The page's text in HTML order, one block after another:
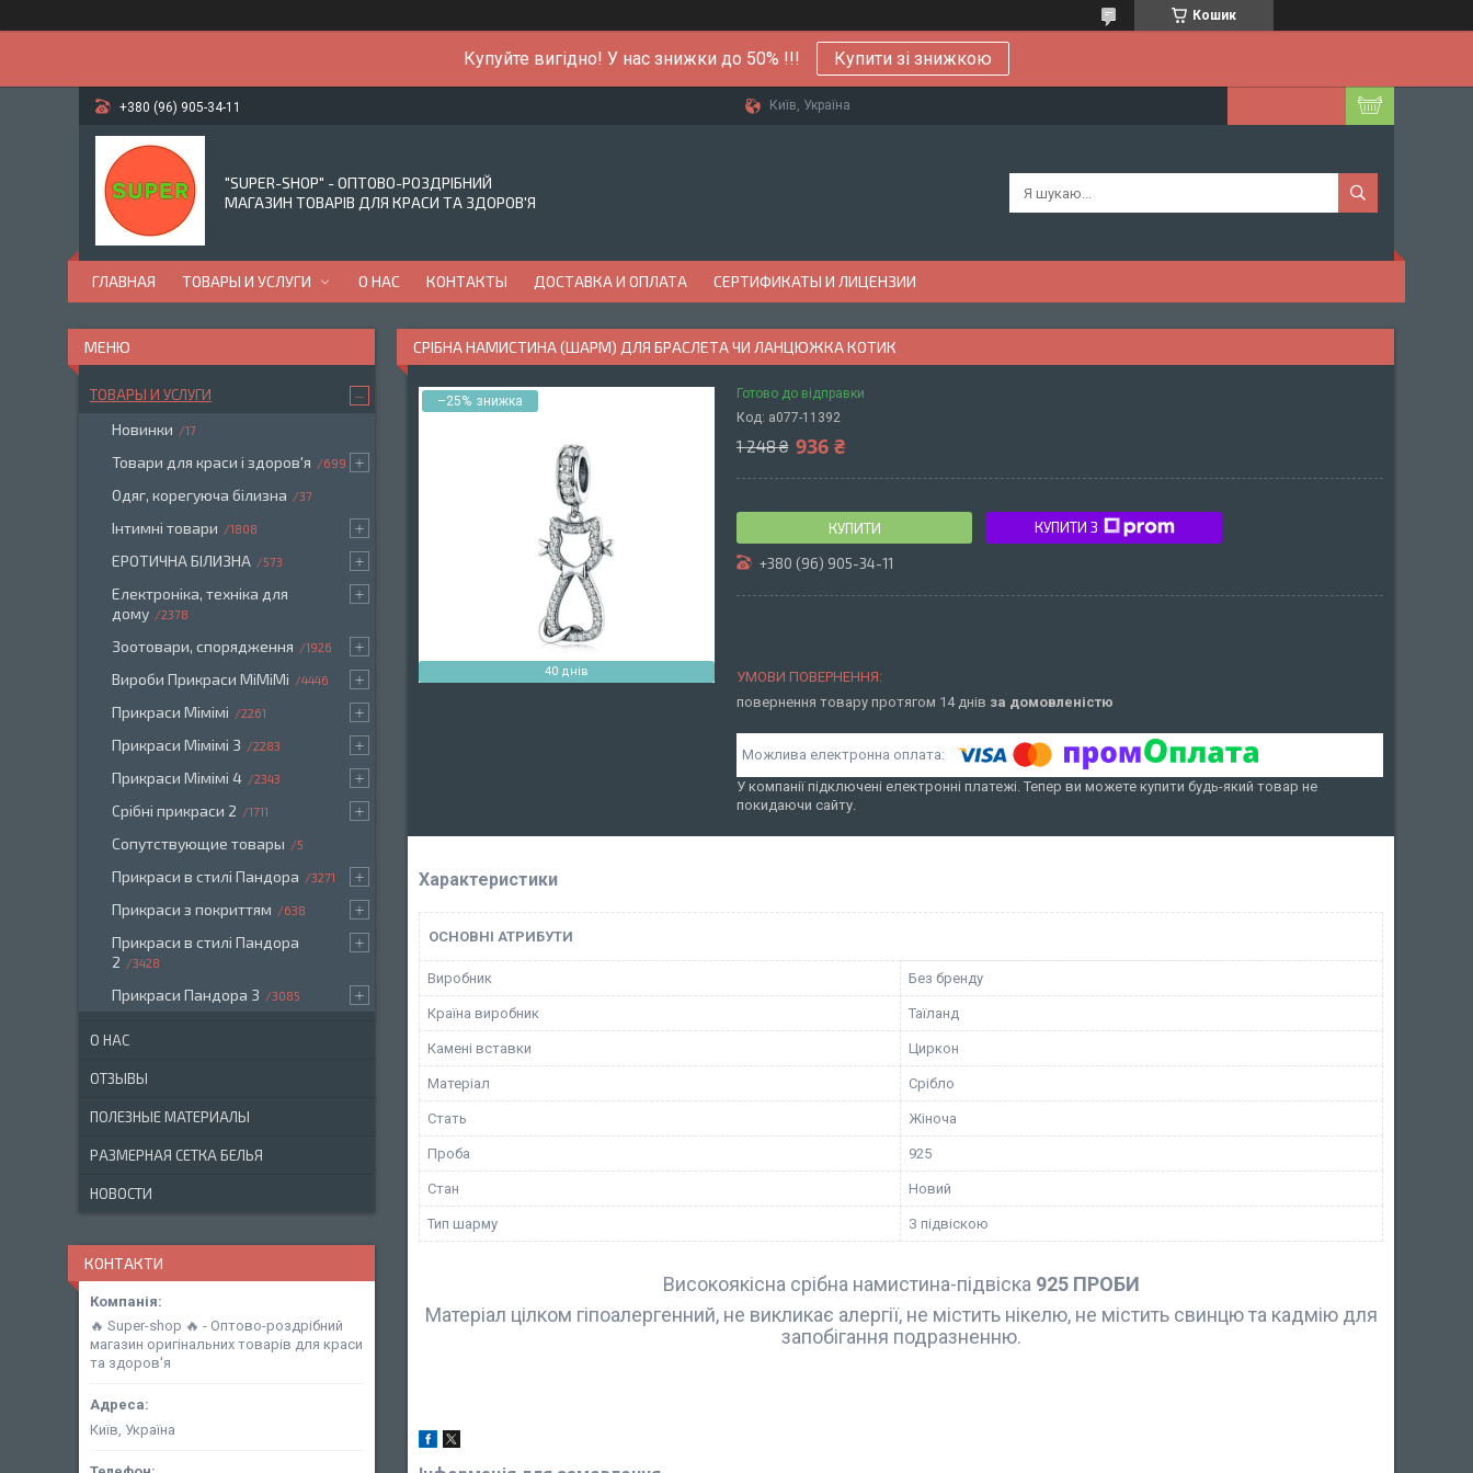
Кошик
Купуйте вигідно! У нас знижки до 50% !!! Купити зі знижкою
+380 (96) 905-34-11 Київ, Україна
"SUPER-SHOP" - ОПТОВО-РОЗДРІБНИЙ
МАГАЗИН ТОВАРІВ ДЛЯ КРАСИ ТА ЗДОРОВ'Я
ГЛАВНАЯ ТОВАРЫ И УСЛУГИ О НАС КОНТАКТЫ ДОСТАВКА И ОПЛАТА СЕРТИФИКАТЫ И ЛИЦЕНЗИИ
СРІБНА НАМИСТИНА (ШАРМ) ДЛЯ БРАСЛЕТА ЧИ ЛАНЦЮЖКА КОТИК
–25%
40 днів
Готово до відправки
Код: а077-11392
1 248 ₴ 936 ₴
КУПИТИ КУПИТИ З
+380 (96) 905-34-11
повернення товару протягом 14 днів за домовленістю
У компанії підключені електронні платежі. Тепер ви можете купити будь-який товар не
покидаючи сайту.
Характеристики
ОСНОВНІ АТРИБУТИ
Виробник Без бренду
Країна виробник Таїланд
Камені вставки Циркон
Матеріал Срібло
Стать Жіноча
Проба 925
Стан Новий
Тип шарму З підвіскою
Високоякісна срібна намистина-підвіска 925 ПРОБИ
Матеріал цілком гіпоалергенний, не викликає алергії, не містить нікелю, не містить свинцю та кадмію для
запобігання подразненню.
ТОВАРЫ И УСЛУГИ
Новинки 17
Товари для краси і здоров'я 699
Одяг, корегуюча білизна 37
Інтимні товари 1808
ЕРОТИЧНА БІЛИЗНА 573
Електроніка, техніка для
дому
2378
Зоотовари, спорядження 1926
Вироби Прикраси МіМіМі 4446
Прикраси Мімімі 2261
Прикраси Мімімі 3 2283
Прикраси Мімімі 4 2343
Срібні прикраси 2 1711
Сопутствующие товары 5
Прикраси в стилі Пандора 3271
Прикраси з покриттям 638
Прикраси в стилі Пандора
2
3428
Прикраси Пандора 3 3085
О НАС
ОТЗЫВЫ
ПОЛЕЗНЫЕ МАТЕРИАЛЫ
РАЗМЕРНАЯ СЕТКА БЕЛЬЯ
НОВОСТИ
КОНТАКТИ
🔥 Super-shop 🔥 - Оптово-роздрібний
магазин оригінальних товарів для краси
та здоров'я
Київ, Україна